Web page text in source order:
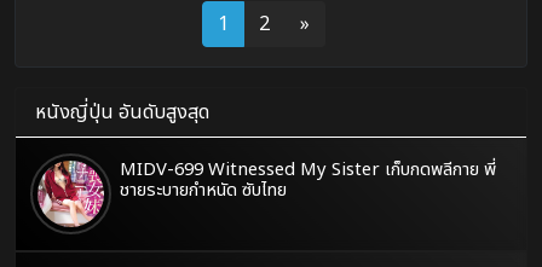
1 2 »
หนังญี่ปุ่น อันดับสูงสุด
MIDV-699 Witnessed My Sister เก็บกดพลีกาย พี่
ชายระบายกำหนัด ซับไทย